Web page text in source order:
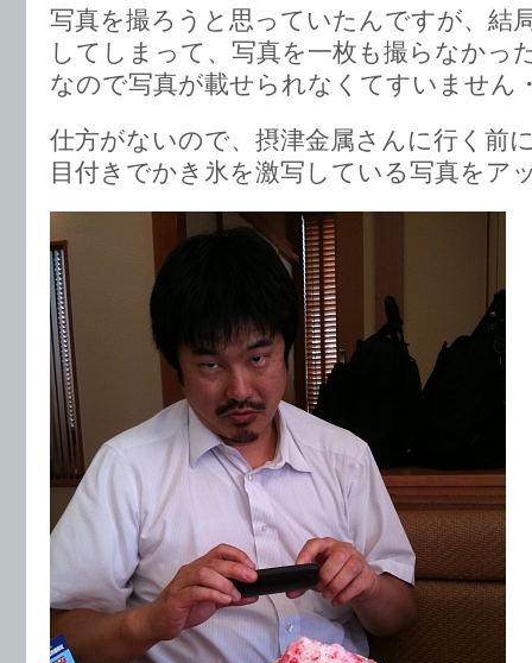
写真を撮ろうと思っていたんですが、結
してしまって、写真を一枚も撮らなかっ
なので写真が載せられなくてすいません
仕方がないので、摂津金属さんに行く前
目付きでかき氷を激写している写真をア